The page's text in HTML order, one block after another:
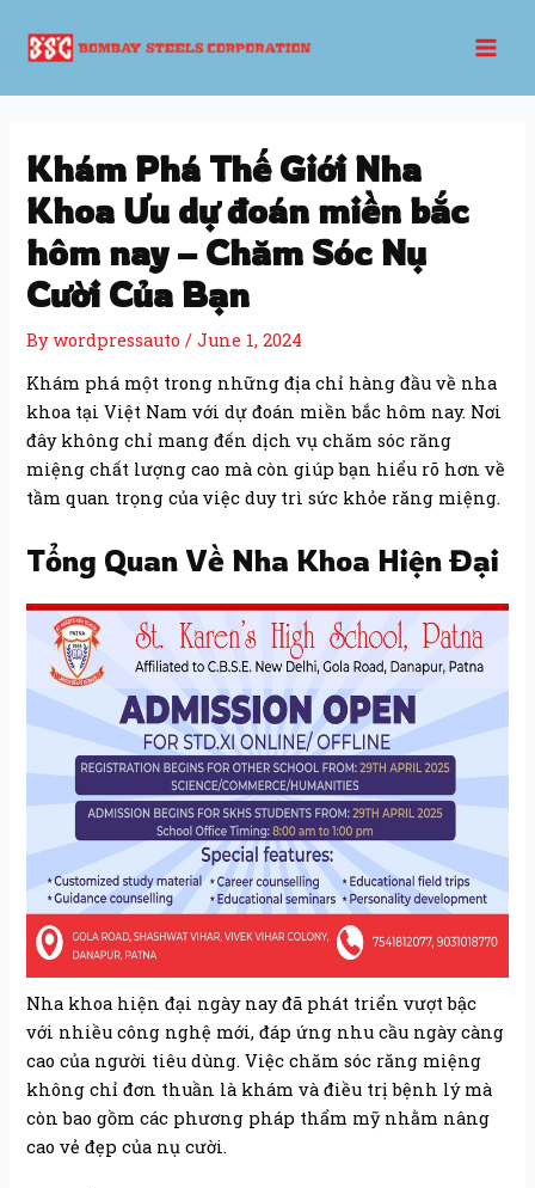
content
Khám Phá Thế Giới Nha
Khoa Ưu dự đoán miền bắc
hôm nay – Chăm Sóc Nụ
Cười Của Bạn
Bywordpressauto/June 1, 2024
Khám phá một trong những địa chỉ hàng đầu về nha
khoa tại Việt Nam với dự đoán miền bắc hôm nay. Nơi
đây không chỉ mang đến dịch vụ chăm sóc răng
miệng chất lượng cao mà còn giúp bạn hiểu rõ hơn về
tầm quan trọng của việc duy trì sức khỏe răng miệng.
Tổng Quan Về Nha Khoa Hiện Đại
Nha khoa hiện đại ngày nay đã phát triển vượt bậc
với nhiều công nghệ mới, đáp ứng nhu cầu ngày càng
cao của người tiêu dùng. Việc chăm sóc răng miệng
không chỉ đơn thuần là khám và điều trị bệnh lý mà
còn bao gồm các phương pháp thẩm mỹ nhằm nâng
cao vẻ đẹp của nụ cười.
navigation